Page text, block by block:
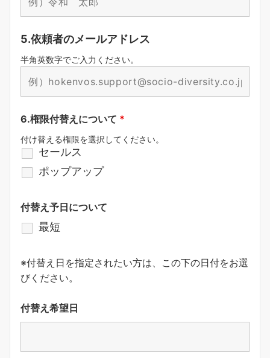
5.依頼者のメールアドレス
半角英数字でご入力ください。
6.権限付替えについて *
セールス
ポップアップ
付け替える権限を選択してください。
付替え予日について
最短
※付替え日を指定されたい方は、この下の日付をお選
びください。
付替え希望日